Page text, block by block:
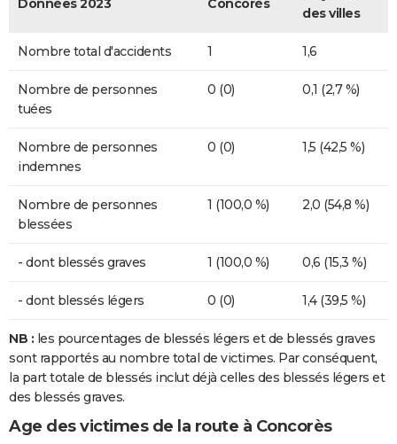
Données 2023 Concorès
des villes
Nombre total d'accidents 1 1,6
Nombre de personnes
tuées
0 (0) 0,1 (2,7 %)
Nombre de personnes
indemnes
0 (0) 1,5 (42,5 %)
Nombre de personnes
blessées
1 (100,0 %) 2,0 (54,8 %)
- dont blessés graves 1 (100,0 %) 0,6 (15,3 %)
- dont blessés légers 0 (0) 1,4 (39,5 %)
NB : les pourcentages de blessés légers et de blessés graves
sont rapportés au nombre total de victimes. Par conséquent,
la part totale de blessés inclut déjà celles des blessés légers et
des blessés graves.
Age des victimes de la route à Concorès